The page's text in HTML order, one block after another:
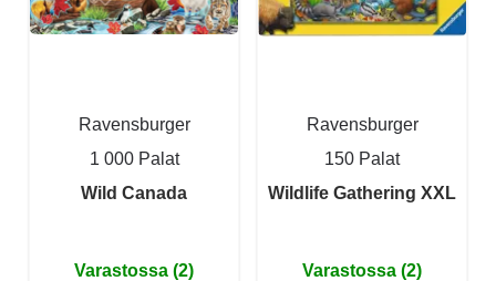
Ravensburger
1 000 Palat
Wild Canada
Varastossa (2)
Ravensburger
150 Palat
Wildlife Gathering XXL
Varastossa (2)